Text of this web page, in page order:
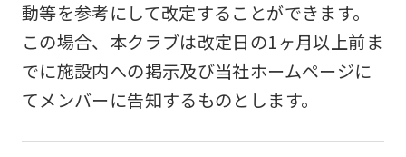
動等を参考にして改定することができます。
この場合、本クラブは改定日の1ヶ月以上前ま
でに施設内への掲示及び当社ホームページに
てメンバーに告知するものとします。